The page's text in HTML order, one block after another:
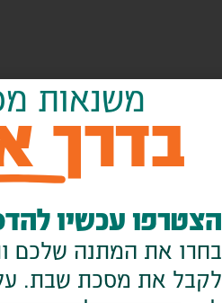
משנאות
בדרך
הצטרפו עכשיו
בחרו את המתנה שלכם
לקבל את מסכת שבת. על